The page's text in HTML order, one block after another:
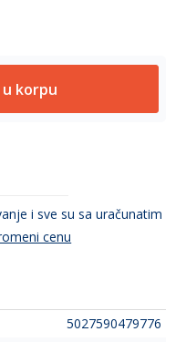
u korpu
i sve su sa uračunatim
cenu
5027590479776